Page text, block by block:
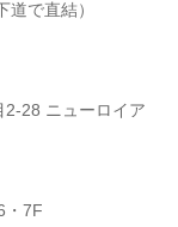
で直結）
2-28 ニューロイア
・7F